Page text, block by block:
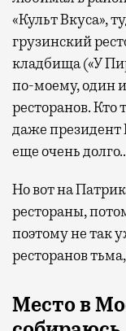
«Культ Вкуса»,
грузинский
кладбища («У
по-моему, один
ресторанов. Кто
даже
еще очень
Но вот на
рестораны,
поэтому не так
ресторанов
Место в